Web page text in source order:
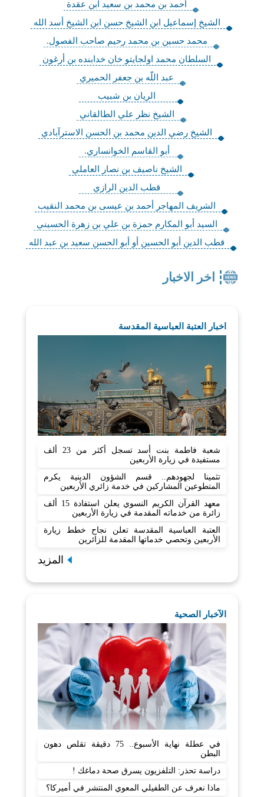
أحمد بن محمد بن سعيد ابن عقدة
الشيخ إسماعيل ابن الشيخ حسن ابن الشيخ أسد الله
محمد حسين بن محمد رحيم صاحب الفصول.
السلطان محمد اولجايتو خان خدابنده بن أرغون
عبد اللّه بن جعفر الحميري
الريان بن شبيب
الشيخ نظر علي الطالقاني
الشيخ رضي الدين محمد بن الحسن الاسترآبادي
أبو القاسم الخوانساري.
الشيخ ناصيف بن نصار العاملي
قطب الدين الرازي
الشريف المهاجر أحمد بن عيسى بن محمد النقيب
السيد أبو المكارم حمزة بن علي بن زهرة الحسيني
قطب الدين أبو الحسين أو أبو الحسن سعيد بن عبد الله
اخر الاخبار
اخبار العتبة العباسية المقدسة
شعبة فاطمة بنت أسد تسجل أكثر من 23 ألف
مستفيدة في زيارة الأربعين
تثمينا لجهودهم.. قسم الشؤون الدينية يكرم
المتطوعين المشاركين في خدمة زائري الأربعين
معهد القرآن الكريم النسوي يعلن استفادة 15 ألف
زائرة من خدماته المقدمة في زيارة الأربعين
العتبة العباسية المقدسة تعلن نجاح خطط زيارة
الأربعين وتحصي خدماتها المقدمة للزائرين
المزيد
الآخبار الصحية
في عطلة نهاية الأسبوع.. 75 دقيقة تقلص دهون
البطن
دراسة تحذر: التلفزيون يسرق صحة دماغك !
ماذا نعرف عن الطفيلي المعوي المنتشر في أميركا؟